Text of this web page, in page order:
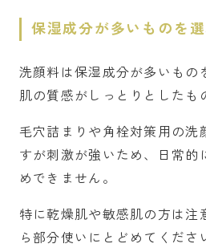
保湿成分が多いものを
洗顔料は保湿成分が多いもの
肌の質感がしっとりとしたも
毛穴詰まりや角栓対策用の洗
すが刺激が強いため、日常的
めできません。
特に乾燥肌や敏感肌の方は注
ら部分使いにとどめてくださ